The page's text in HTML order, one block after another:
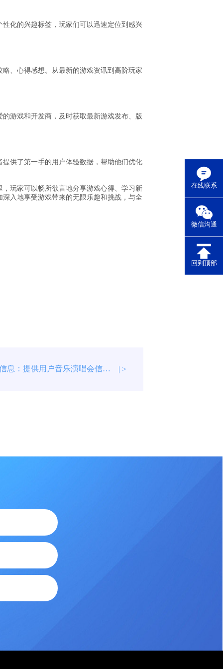
在线联系
微信沟通
回到顶部
化的兴趣标签，玩家们可以迅速定位到感兴
、心得感想。从最新的游戏资讯到高阶玩家
游戏和开发商，及时获取最新游戏发布、版
供了第一手的用户体验数据，帮助他们优化
玩家可以畅所欲言地分享游戏心得、学习新
入地享受游戏带来的无限乐趣和挑战，与全
音乐演唱会信息：提供用户音乐演唱会信息查询 | >